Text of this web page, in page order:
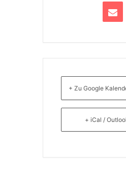
+ Zu Google
+ iCal /